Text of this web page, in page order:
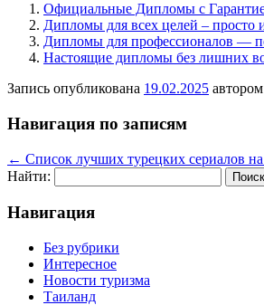
Официальные Дипломы с
Дипломы для всех целей – просто
Дипломы для профессионалов —
Настоящие дипломы без лишних
Запись опубликована 19.02.2025 автором
Навигация по записям
← Список лучших турецких сериалов
Найти:
Навигация
Без рубрики
Интересное
Новости туризма
Таиланд